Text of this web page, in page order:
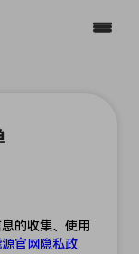
的收集、使用
官网隐私政